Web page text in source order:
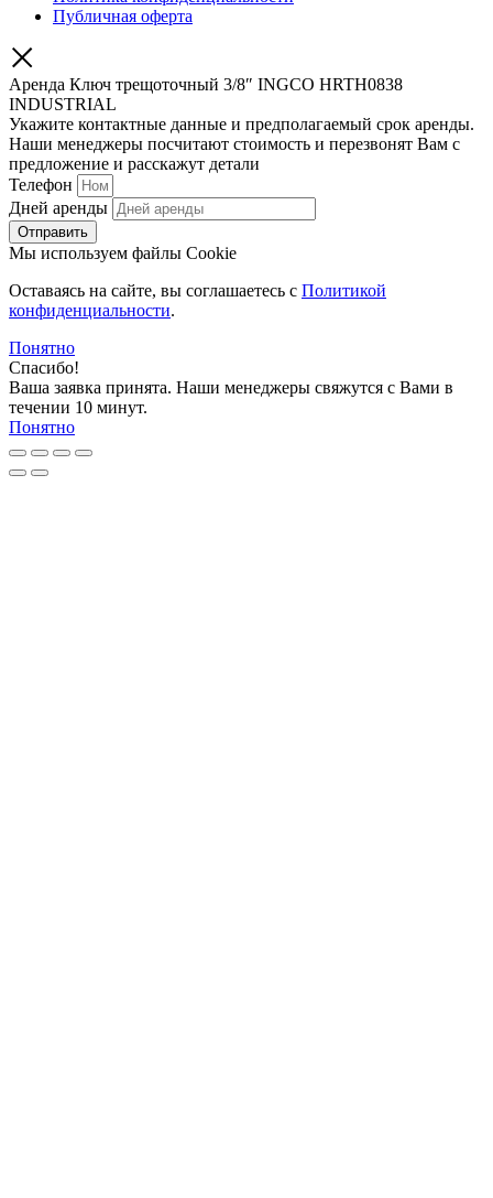
Публичная оферта
Аренда Ключ трещоточный 3/8″ INGCO HRTH0838
INDUSTRIAL
Укажите контактные данные и предполагаемый срок аренды.
Наши менеджеры посчитают стоимость и перезвонят Вам с
предложение и расскажут детали
Телефон
Дней аренды
Отправить
Мы используем файлы Cookie
Оставаясь на сайте, вы соглашаетесь c Политикой
конфиденциальности.
Понятно
Спасибо!
Ваша заявка принята. Наши менеджеры свяжутся с Вами в
течении 10 минут.
Понятно